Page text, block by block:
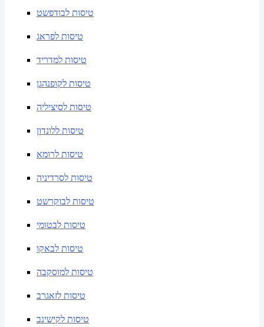
טיסות לבודפשט
טיסות לפראג
טיסות למדריד
טיסות לקופנהגן
טיסות לסיציליה
טיסות ללונדון
טיסות לרומא
טיסות לסרדיניה
טיסות לבוקרשט
טיסות לבטומי
טיסות לבאקו
טיסות למוסקבה
טיסות לזאגרב
טיסות לקישינב